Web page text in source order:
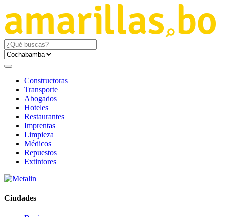
Constructoras
Transporte
Abogados
Hoteles
Restaurantes
Imprentas
Limpieza
Médicos
Repuestos
Extintores
Ciudades